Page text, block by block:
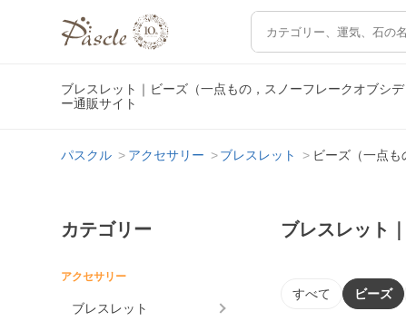
ブレスレット｜ビーズ（一点もの，スノーフレークオブシ
ー通販サイト
パスクル アクセサリー ブレスレット ビーズ（一点も
カテゴリー
アクセサリー
ブレスレット
ブレスレット
すべて ビーズ